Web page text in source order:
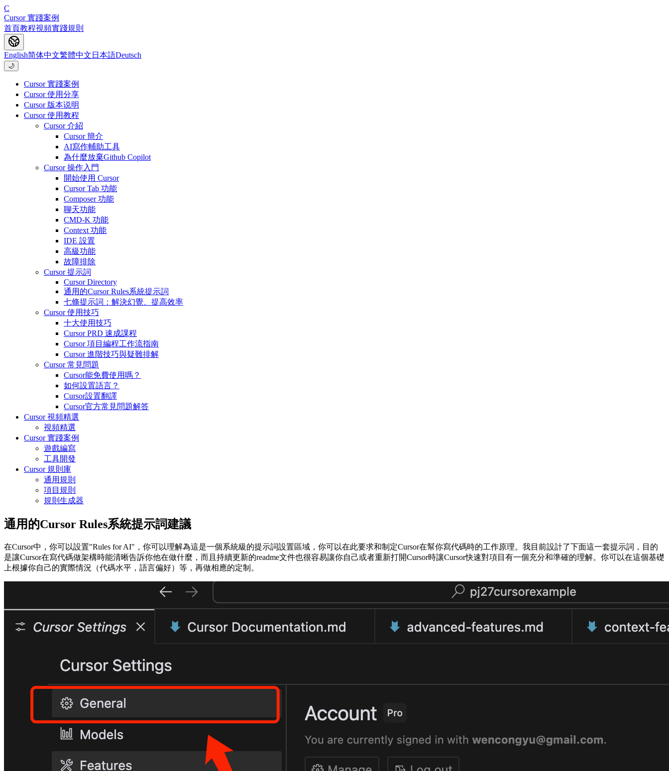
C
Cursor 實踐案例
首頁教程視頻實踐規則
English简体中文繁體中文 日本語Deutsch
🌙
Cursor 實踐案例
Cursor 使用分享
Cursor 版本说明
Cursor 使用教程
Cursor 介紹
Cursor 簡介
AI寫作輔助工具
為什麼放棄Github Copilot
Cursor 操作入門
開始使用 Cursor
Cursor Tab 功能
Composer 功能
聊天功能
CMD-K 功能
Context 功能
IDE 設置
高級功能
故障排除
Cursor 提示詞
Cursor Directory
通用的Cursor Rules系統提示詞
七條提示詞：解決幻覺、提高效率
Cursor 使用技巧
十大使用技巧
Cursor PRD 速成課程
Cursor 項目編程工作流指南
Cursor 進階技巧與疑難排解
Cursor 常見問題
Cursor能免費使用嗎？
如何設置語言？
Cursor設置翻譯
Cursor官方常見問題解答
Cursor 視頻精選
視頻精選
Cursor 實踐案例
遊戲編寫
工具開發
Cursor 規則庫
通用規則
項目規則
規則生成器
通用的Cursor Rules系統提示詞建議
在Cursor中，你可以設置"Rules for AI"，你可以理解為這是一個系統級的提示詞設置區域，你可以在此要求和制定Cursor在幫你寫代碼時的工作原理。我目前設計了下面這一套提示詞，目的
是讓Cursor在寫代碼做架構時能清晰告訴你他在做什麼，而且持續更新的readme文件也很容易讓你自己或者重新打開Cursor時讓Cursor快速對項目有一個充分和準確的理解。你可以在這個基礎
上根據你自己的實際情況（代碼水平，語言偏好）等，再做相應的定制。